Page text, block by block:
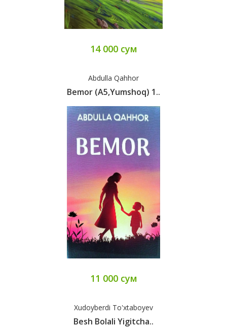
14 000 сум
Abdulla Qahhor
Bemor (A5,yumshoq) 1..
11 000 сум
Xudoyberdi To'xtaboyev
Besh Bolali Yigitcha..